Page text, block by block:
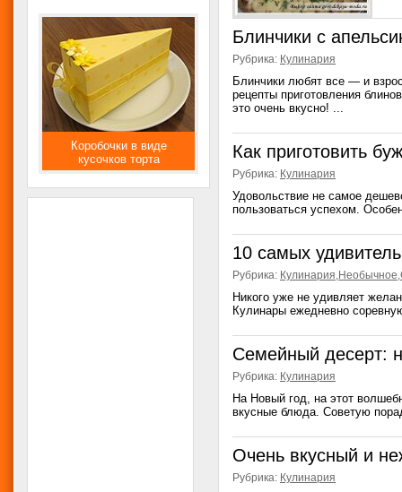
Блинчики с
Рубрика: Кулинария
Блинчики любят все — и
рецепты приготовления
это очень вкусно! ...
Как приготовить
Рубрика: Кулинария
Удовольствие не самое
пользоваться успехом.
10 самых
Рубрика: Кулинария,Необычное,
Никого уже не удивляет
Кулинары ежедневно
Семейный десерт:
Рубрика: Кулинария
На Новый год, на этот
вкусные блюда. Советую
Очень вкусный и
Рубрика: Кулинария
Коробочки в виде
кусочков торта